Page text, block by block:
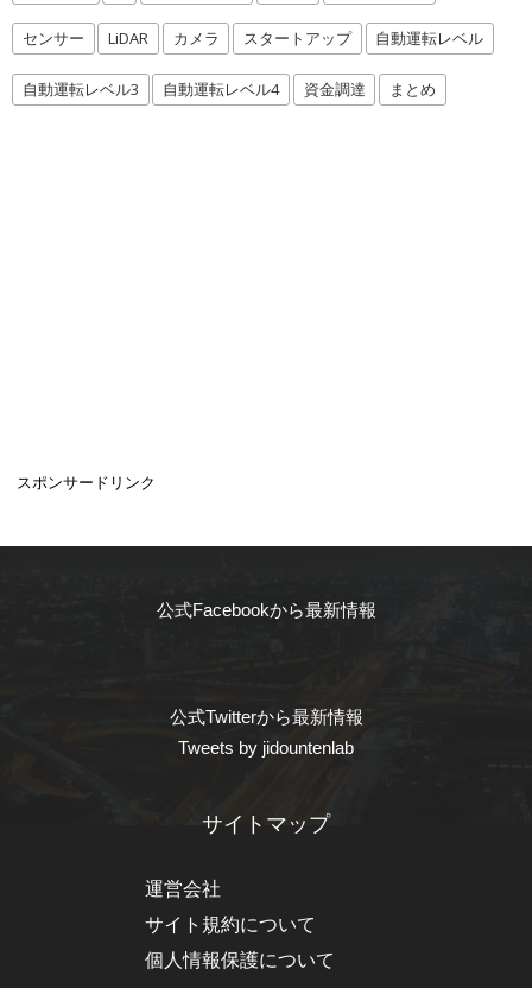
センサー LiDAR カメラ スタートアップ 自動運転レベル
自動運転レベル3 自動運転レベル4 資金調達 まとめ
スポンサードリンク
公式Facebookから最新情報
公式Twitterから最新情報
Tweets by jidountenlab
サイトマップ
運営会社
サイト規約について
個人情報保護について